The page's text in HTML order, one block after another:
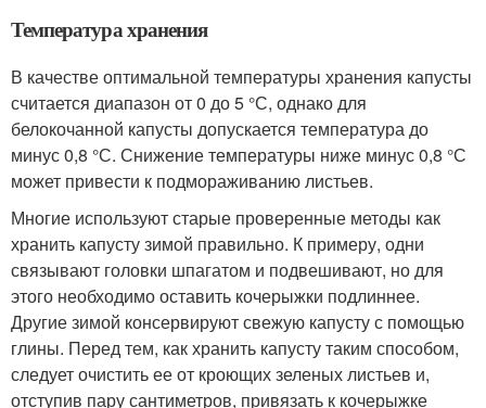
Температура хранения
В качестве оптимальной температуры хранения капусты
считается диапазон от 0 до 5 °С, однако для
белокочанной капусты допускается температура до
минус 0,8 °С. Снижение температуры ниже минус 0,8 °С
может привести к подмораживанию листьев.
Многие используют старые проверенные методы как
хранить капусту зимой правильно. К примеру, одни
связывают головки шпагатом и подвешивают, но для
этого необходимо оставить кочерыжки подлиннее.
Другие зимой консервируют свежую капусту с помощью
глины. Перед тем, как хранить капусту таким способом,
следует очистить ее от кроющих зеленых листьев и,
отступив пару сантиметров, привязать к кочерыжке